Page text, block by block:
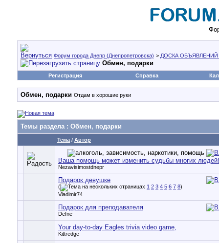
Форум города Днепр (Днепропетровска) > ДОСКА ОБЪЯВЛЕНИЙ
Обмен, подарки
Регистрация Справка
Обмен, подарки Отдам в хорошие руки
Темы раздела: Обмен, подарки
Тема / Автор
Ваша помощь может изменить судьбы многих людей!
Nezavisimostdnepr
Подарок девушке
( 1 2 3 4 5 6 7 8)
Vladimir74
Подарок для преподавателя
Defne
Your day-to-day Eagles trivia video game,
Kittredge